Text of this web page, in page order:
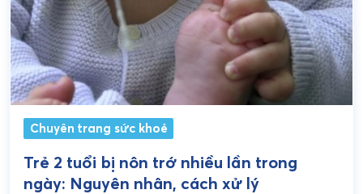
Chuyên trang sức khoẻ
Trẻ 2 tuổi bị nôn trớ nhiều lần trong
ngày: Nguyên nhân, cách xử lý